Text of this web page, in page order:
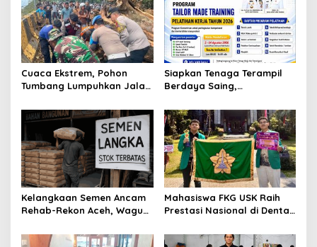
Cuaca Ekstrem, Pohon
Tumbang Lumpuhkan Jalan
Blangpidie
Siapkan Tenaga Terampil
Berdaya Saing,
Tamiang Buka Pelatihan
Kerja 2026
Kelangkaan Semen Ancam
Rehab-Rekon Aceh, Wagub
Mahasiswa FKG USK Raih
Prestasi Nasional di Dental